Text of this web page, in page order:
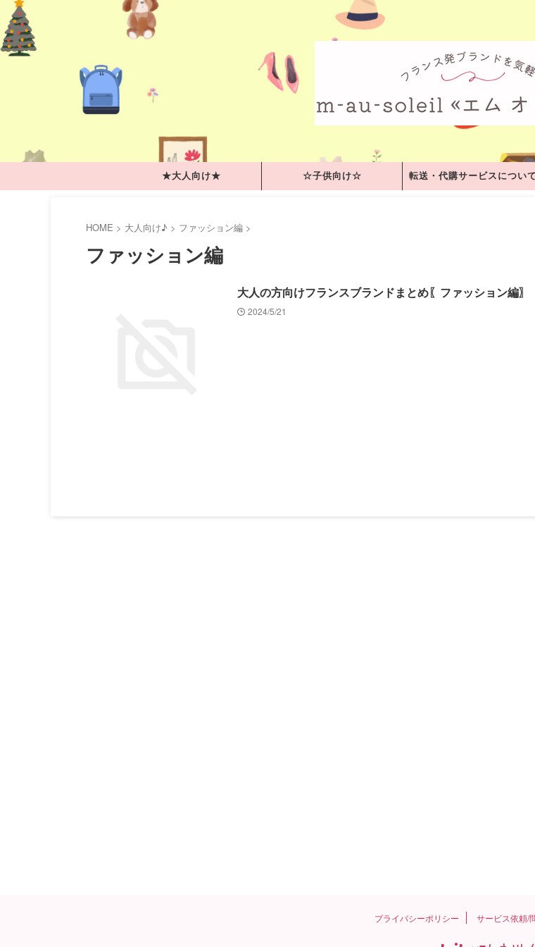
★大人向け★ ☆子供向け☆ 転送・代購サービスについて
HOME > 大人向け♪ > ファッション編 >
ファッション編
大人の方向けフランスブランドまとめ〖ファッション編〗
2024/5/21
プライバシーポリシー サービス依頼/